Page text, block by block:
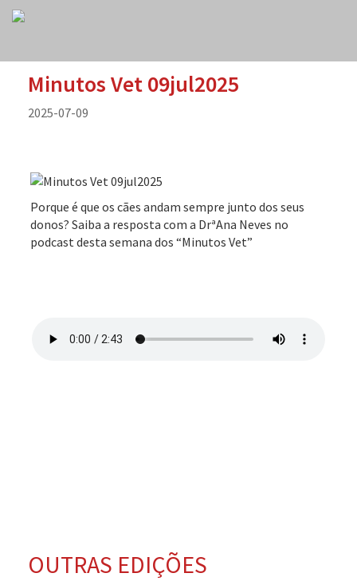
Minutos Vet 09jul2025
2025-07-09
Porque é que os cães andam sempre junto dos seus
donos? Saiba a resposta com a DrªAna Neves no
podcast desta semana dos “Minutos Vet”
OUTRAS EDIÇÕES